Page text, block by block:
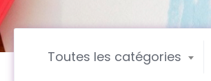
Toutes les catégories